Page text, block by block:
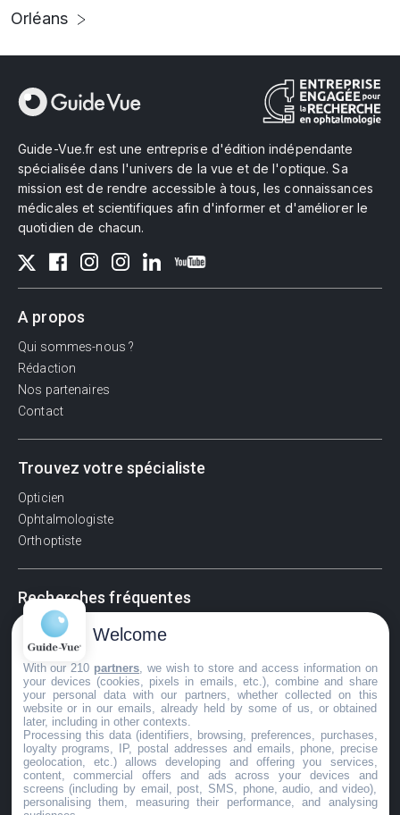
Orléans
Guide-Vue.fr est une entreprise d'édition indépendante
spécialisée dans l'univers de la vue et de l'optique. Sa
mission est de rendre accessible à tous, les connaissances
médicales et scientifiques afin d'informer et d'améliorer le
quotidien de chacun.
A propos
Qui sommes-nous ?
Rédaction
Nos partenaires
Contact
Trouvez votre spécialiste
Opticien
Ophtalmologiste
Orthoptiste
Recherches fréquentes
Pathologies adultes
Signes d'une urgence ophtalmologique
La vision
Acuité visuelle
Myosis / mydriase
Œdème oculaire
©GuideVue2024
Welcome
With our 210 partners , we wish to store and access information on
your devices (cookies, pixels in emails, etc.), combine and share
your personal data with our partners, whether collected on this
website or in our emails, already held by some of us, or obtained
later, including in other contexts.
Processing this data (identifiers, browsing, preferences, purchases,
loyalty programs, IP, postal addresses and emails, phone, precise
geolocation, etc.) allows developing and offering you services,
content, commercial offers and ads across your devices and
screens (including by email, post, SMS, phone, audio, and video),
personalising them, measuring their performance, and analysing